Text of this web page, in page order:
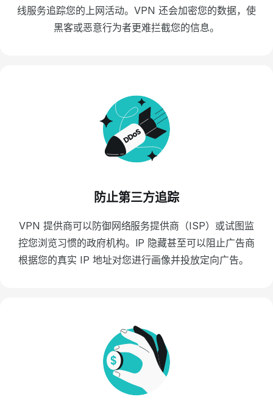
线服务追踪您的上网活动。VPN 还会加密您的数据，使
黑客或恶意行为者更难拦截您的信息。
防止第三方追踪
VPN 提供商可以防御网络服务提供商（ISP）或试图监
控您浏览习惯的政府机构。IP 隐藏甚至可以阻止广告商
根据您的真实 IP 地址对您进行画像并投放定向广告。